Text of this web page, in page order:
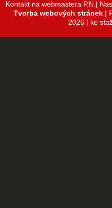
Kontakt na webmastera P.N.|
Tvorba webových stránek|
2026 | ke